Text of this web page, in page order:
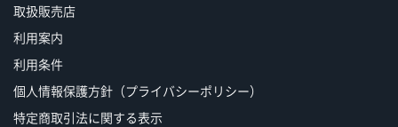
取扱販売店
利用案内
利用条件
個人情報保護方針（プライバシーポリシー）
特定商取引法に関する表示